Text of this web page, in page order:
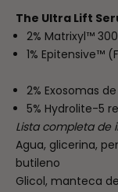
The Ultra Lift
2% Matrixyl™
1% Epitensive™
2% Exosomas
5% Hydrolite-5
Lista completa de
Agua, glicerina,
butileno
Glicol, manteca